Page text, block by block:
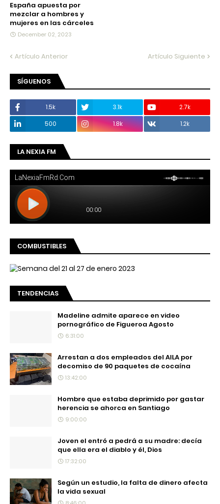
España apuesta por
mezclar a hombres y
mujeres en las cárceles
December 02, 2023
Artículo Anterior Artículo Siguiente
SÍGUENOS
1.5k 3.1k
2.7k
500
1.8k 1.2k
LA NEXIA FM
COMBUSTIBLES
TENDENCIAS
Madeline admite aparece en video
pornográfico de Figueroa Agosto
6:31:00
Arrestan a dos empleados del AILA por
decomiso de 90 paquetes de cocaína
13:42:00
Hombre que estaba deprimido por gastar
herencia se ahorca en Santiago
9:00:00
Joven el entró a pedrá a su madre: decía
que ella era el diablo y él, Dios
17:32:00
Según un estudio, la falta de dinero afecta
la vida sexual